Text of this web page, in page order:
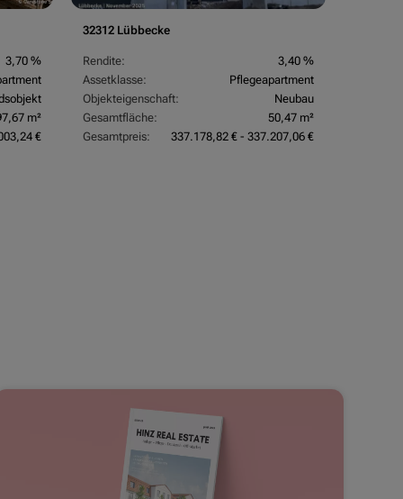
3,70 %
m²
€
32312 Lübbecke
Rendite:
3,40 %
Assetklasse:
Pflegeapartment
Objekteigenschaft:
Neubau
Gesamtfläche:
50,47 m²
Gesamtpreis:
337.178,82 € - 337.207,06 €